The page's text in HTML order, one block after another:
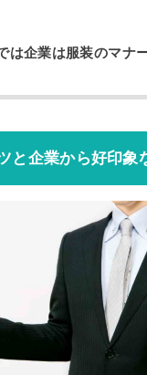
は企業は服装のマナ
と企業から好印象